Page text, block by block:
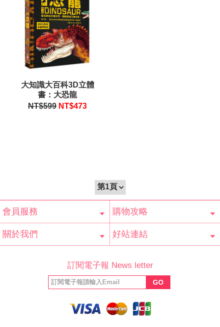
大知識大百科3D立體
書：大恐龍
NT$599 NT$473
會員服務
會員辨法
客服信箱
隱私條款
網站導覽
購物攻略
常見問題
購物說明
訂單查詢
關於我們 好站連結
福利協會
絲專頁
訂閱電子報 News letter
GO